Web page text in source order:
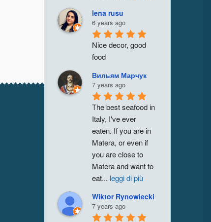
lena rusu
6 years ago
Nice decor, good
food
Вильям Марчук
7 years ago
The best seafood in
Italy, I've ever
eaten. If you are in
Matera, or even if
you are close to
Matera and want to
eat... leggi di più
Wiktor Rynowiecki
7 years ago